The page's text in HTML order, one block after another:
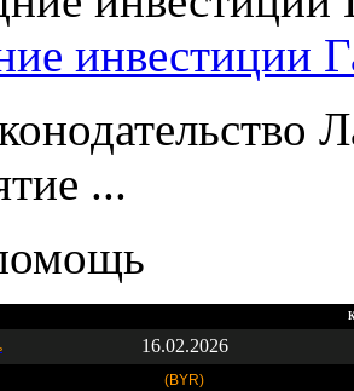
инвестиции
...
16.02.2026
(BYR)